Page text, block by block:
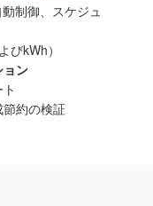
制御、スケジュ
びkWh）
ョン
約の検証